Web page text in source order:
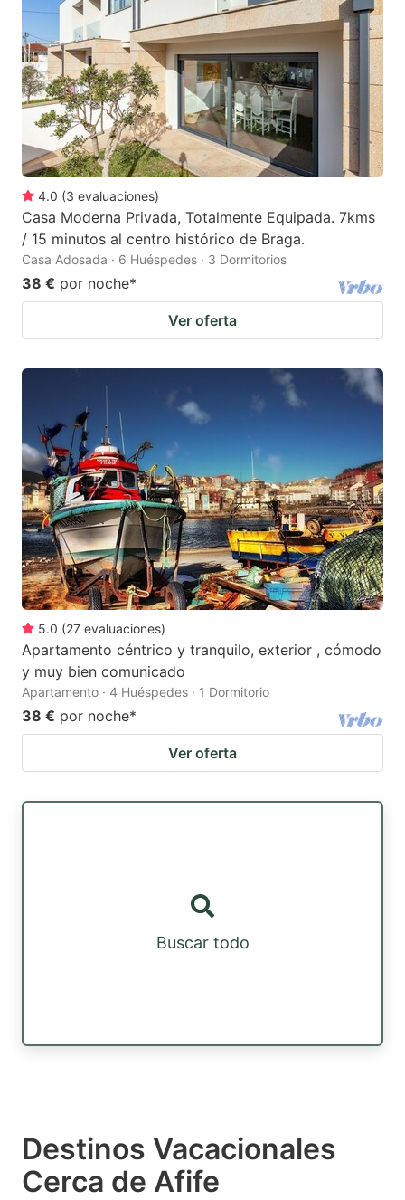
4.0 (3 evaluaciones)
Casa Moderna Privada, Totalmente Equipada. 7kms
/ 15 minutos al centro histórico de Braga.
Casa Adosada · 6 Huéspedes · 3 Dormitorios
38 € por noche*
Ver oferta
5.0 (27 evaluaciones)
Apartamento céntrico y tranquilo, exterior , cómodo
y muy bien comunicado
Apartamento · 4 Huéspedes · 1 Dormitorio
38 € por noche*
Ver oferta
Buscar todo
Destinos Vacacionales
Cerca de Afife